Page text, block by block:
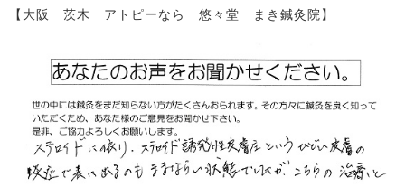
【大阪 茨木 アトピーなら 悠々堂 まき鍼灸院】